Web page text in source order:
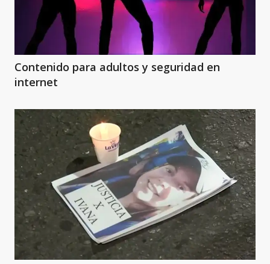
Contenido para adultos y seguridad en
internet